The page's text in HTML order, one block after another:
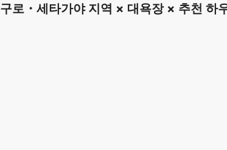
로・세타가야 지역 × 대욕장 × 추천 하